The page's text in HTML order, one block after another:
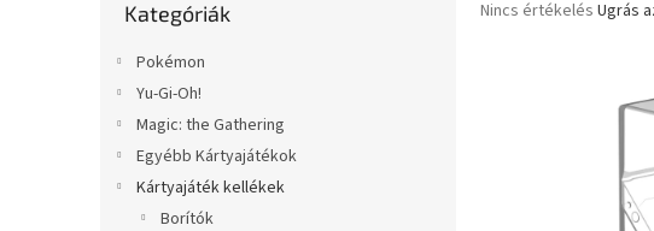
átugrása
Kategóriák
Pokémon
Yu-Gi-Oh!
Magic: the Gathering
Egyébb Kártyajátékok
Kártyajáték kellékek
Borítók
A
Nincs értékelés Ugrás